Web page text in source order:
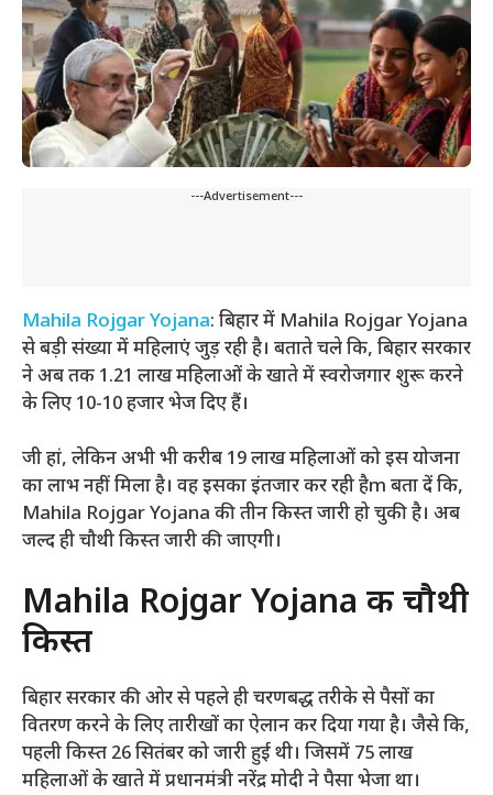
---Advertisement---
Mahila Rojgar Yojana: बिहार में Mahila Rojgar Yojana
से बड़ी संख्या में महिलाएं जुड़ रही है। बताते चले कि, बिहार सरकार
ने अब तक 1.21 लाख महिलाओं के खाते में स्वरोजगार शुरू करने
के लिए 10-10 हजार भेज दिए हैं।
जी हां, लेकिन अभी भी करीब 19 लाख महिलाओं को इस योजना
का लाभ नहीं मिला है। वह इसका इंतजार कर रही हैm बता दें कि,
Mahila Rojgar Yojana की तीन किस्त जारी हो चुकी है। अब
जल्द ही चौथी किस्त जारी की जाएगी।
Mahila Rojgar Yojana की चौथी
किस्त
बिहार सरकार की ओर से पहले ही चरणबद्ध तरीके से पैसों का
वितरण करने के लिए तारीखों का ऐलान कर दिया गया है। जैसे कि,
पहली किस्त 26 सितंबर को जारी हुई थी। जिसमें 75 लाख
महिलाओं के खाते में प्रधानमंत्री नरेंद्र मोदी ने पैसा भेजा था।